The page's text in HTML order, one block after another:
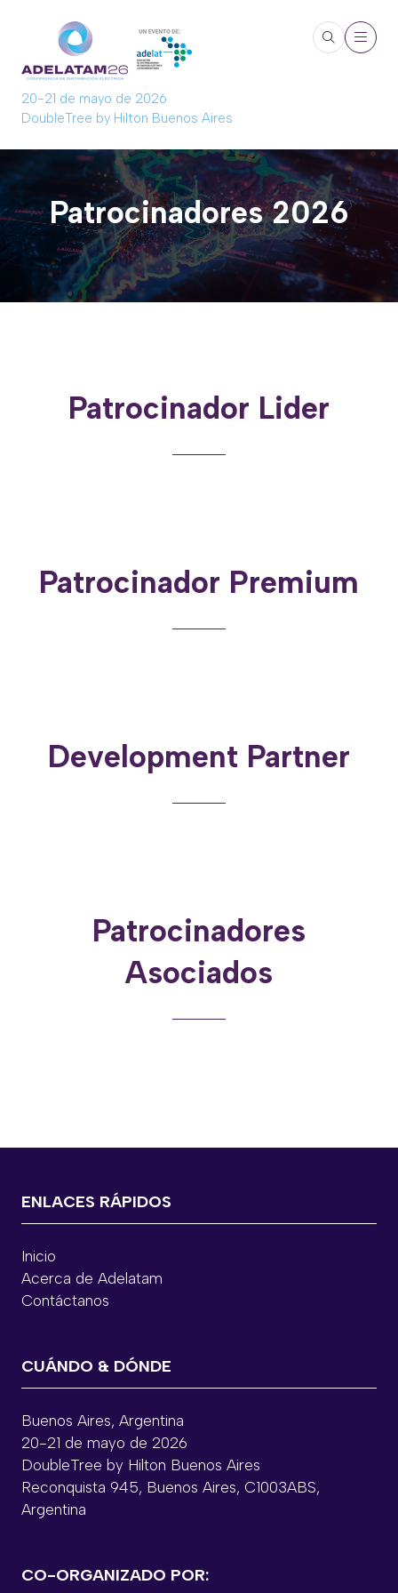
20-21 de mayo de 2026
DoubleTree by Hilton Buenos Aires
Patrocinadores 2026
Patrocinador Lider
Patrocinador Premium
Development Partner
Patrocinadores
Asociados
ENLACES RÁPIDOS
Inicio
Acerca de Adelatam
Contáctanos
CUÁNDO & DÓNDE
Buenos Aires, Argentina
20-21 de mayo de 2026
DoubleTree by Hilton Buenos Aires
Reconquista 945, Buenos Aires, C1003ABS,
Argentina
CO-ORGANIZADO POR: